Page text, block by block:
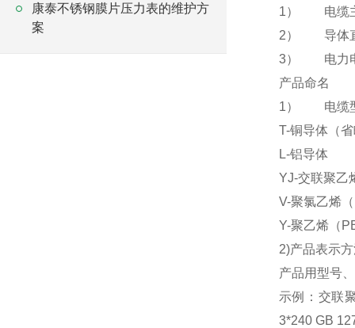
康泰不锈钢膜片压力表的维护方
案
1） 电缆主
2） 导体直
3） 电力电
产品命名
1） 电缆型
T-铜导体（
L-铝导体
YJ-交联聚乙
V-聚氯乙烯
Y-聚乙烯（
2)产品表示
产品用型号
示例：交联
3*240 GB